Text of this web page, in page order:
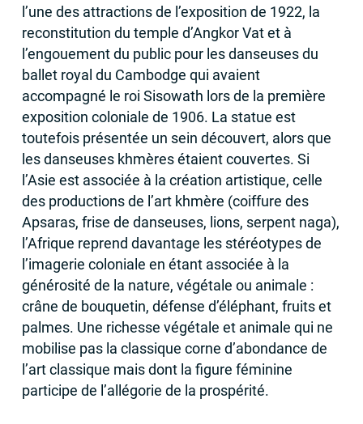
l’une des attractions de l’exposition de 1922, la
reconstitution du temple d’Angkor Vat et à
l’engouement du public pour les danseuses du
ballet royal du Cambodge qui avaient
accompagné le roi Sisowath lors de la première
exposition coloniale de 1906. La statue est
toutefois présentée un sein découvert, alors que
les danseuses khmères étaient couvertes. Si
l’Asie est associée à la création artistique, celle
des productions de l’art khmère (coiffure des
Apsaras, frise de danseuses, lions, serpent naga),
l’Afrique reprend davantage les stéréotypes de
l’imagerie coloniale en étant associée à la
générosité de la nature, végétale ou animale :
crâne de bouquetin, défense d’éléphant, fruits et
palmes. Une richesse végétale et animale qui ne
mobilise pas la classique corne d’abondance de
l’art classique mais dont la figure féminine
participe de l’allégorie de la prospérité.